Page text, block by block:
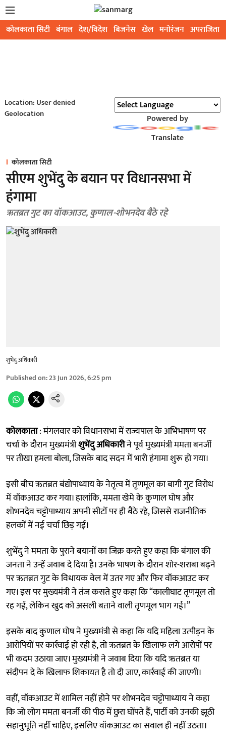
कोलकाता सिटी बंगाल देश/विदेश बिजनेस खेल मनोरंजन अपराजिता
Location: User denied
Geolocation
Powered by
Translate
कोलकाता सिटी
सीएम शुभेंदु के बयान पर विधानसभा में
हंगामा
ऋतब्रत गुट का वॉकआउट, कुणाल-शोभनदेव बैठे रहे
शुभेंदु अधिकारी
Published on:23 Jun 2026, 6:25 pm
कोलकाता: मंगलवार को विधानसभा में राज्यपाल के अभिभाषण पर
चर्चा के दौरान मुख्यमंत्रीशुभेंदु अधिकारीने पूर्व मुख्यमंत्री ममता बनर्जी
पर तीखा हमला बोला, जिसके बाद सदन में भारी हंगामा शुरू हो गया।
इसी बीच ऋतब्रत बंद्योपाध्याय के नेतृत्व में तृणमूल का बागी गुट विरोध
में वॉकआउट कर गया। हालांकि, ममता खेमे के कुणाल घोष और
शोभनदेव चट्टोपाध्याय अपनी सीटों पर ही बैठे रहे, जिससे राजनीतिक
हलकों में नई चर्चा छिड़ गई।
शुभेंदु ने ममता के पुराने बयानों का जिक्र करते हुए कहा कि बंगाल की
जनता ने उन्हें जवाब दे दिया है। उनके भाषण के दौरान शोर-शराबा बढ़ने
पर ऋतब्रत गुट के विधायक वेल में उतर गए और फिर वॉकआउट कर
गए। इस पर मुख्यमंत्री ने तंज कसते हुए कहा कि “कालीघाट तृणमूल तो
रह गई, लेकिन खुद को असली बताने वाली तृणमूल भाग गई।”
इसके बाद कुणाल घोष ने मुख्यमंत्री से कहा कि यदि महिला उत्पीड़न के
आरोपियों पर कार्रवाई हो रही है, तो ऋतब्रत के खिलाफ लगे आरोपों पर
भी कदम उठाया जाए। मुख्यमंत्री ने जवाब दिया कि यदि ऋतब्रत या
संदीपन दे के खिलाफ शिकायत है तो दी जाए, कार्रवाई की जाएगी।
वहीं, वॉकआउट में शामिल नहीं होने पर शोभनदेव चट्टोपाध्याय ने कहा
कि जो लोग ममता बनर्जी की पीठ में छुरा घोंपते हैं, पार्टी को उनकी झूठी
सहानुभूति नहीं चाहिए, इसलिए वॉकआउट का सवाल ही नहीं उठता।